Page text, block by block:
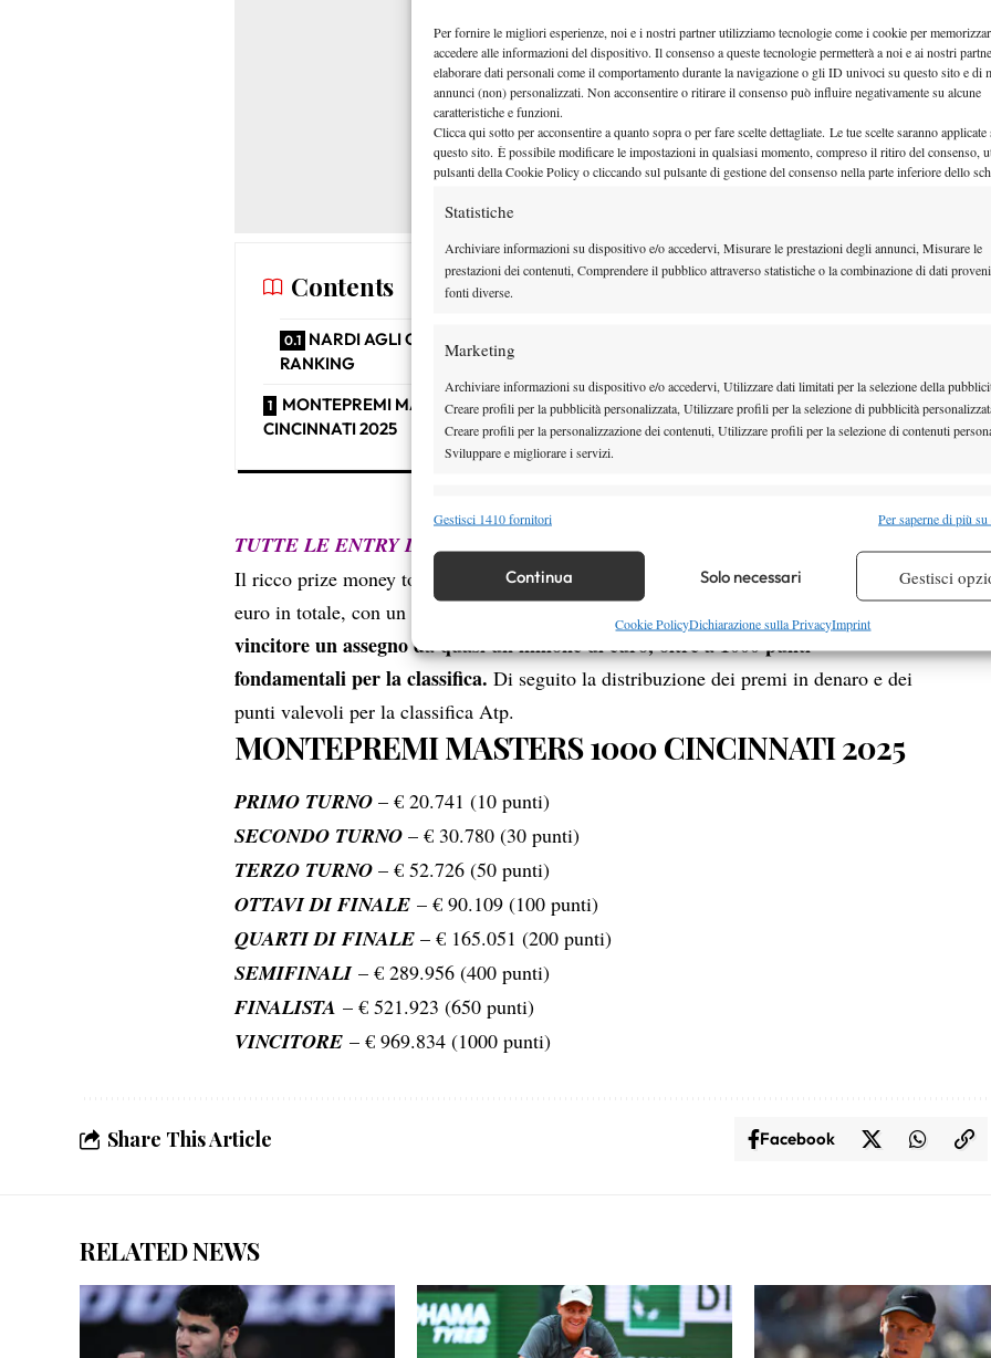
Per fornire le migliori esperienze, noi e i nostri partner utilizziamo tecnologie come i cookie per
accedere alle informazioni del dispositivo. Il consenso a queste tecnologie permetterà a noi e ai nostri
elaborare dati personali come il comportamento durante la navigazione o gli ID univoci su questo sito e di
annunci (non) personalizzati. Non acconsentire o ritirare il consenso può influire negativamente su alcune
caratteristiche e funzioni.
Clicca qui sotto per acconsentire a quanto sopra o per fare scelte dettagliate. Le tue scelte saranno applicate
questo sito. È possibile modificare le impostazioni in qualsiasi momento, compreso il ritiro del consenso,
pulsanti della Cookie Policy o cliccando sul pulsante di gestione del consenso nella parte inferiore dello
Statistiche
Archiviare informazioni su dispositivo e/o accedervi, Misurare le prestazioni degli annunci, Misurare le
prestazioni dei contenuti, Comprendere il pubblico attraverso statistiche o la combinazione di dati
fonti diverse.
Marketing
Archiviare informazioni su dispositivo e/o accedervi, Utilizzare dati limitati per la selezione della
Creare profili per la pubblicità personalizzata, Utilizzare profili per la selezione di pubblicità
Creare profili per la personalizzazione dei contenuti, Utilizzare profili per la selezione di contenuti
Sviluppare e migliorare i servizi.
Funzionalità
Identificare i dispositivi in base alle informazioni trasmesse automaticamente.
Garantire la sicurezza, prevenire e rilevare frodi, correggere errori,
Erogare e presentare pubblicità e contenuto, Salvare e comunicare le
scelte sulla privacy.
Gestisci 1410 fornitori Per saperne di più
Continua Solo necessari Gestisci
Cookie PolicyDichiarazione sulla PrivacyImprint
Contents
NARDI AGLI OTTAVI: NUOVO
RANKING
MONTEPREMI MASTERS 1000
CINCINNATI 2025
NARDI AGLI OTTAVI:
NUOVO RANKING
MONTEPREMI DOPPIO
CINCINNATI
TUTTE LE ENTRY LIST AGGIORNATE
Il ricco prize money totale del torneo maschile di Cincinnati supera i 9 milioni di
euro in totale, con un incremento del circa 35% rispetto alla passata edizione. Per il
vincitore un assegno da quasi un milione di euro, oltre a 1000 punti
fondamentali per la classifica. Di seguito la distribuzione dei premi in denaro e dei
punti valevoli per la classifica Atp.
MONTEPREMI MASTERS 1000 CINCINNATI 2025
PRIMO TURNO – € 20.741 (10 punti)
SECONDO TURNO – € 30.780 (30 punti)
TERZO TURNO – € 52.726 (50 punti)
OTTAVI DI FINALE– € 90.109 (100 punti)
QUARTI DI FINALE – € 165.051 (200 punti)
SEMIFINALI– € 289.956 (400 punti)
FINALISTA– € 521.923 (650 punti)
VINCITORE – € 969.834 (1000 punti)
Share This Article Facebook
RELATED NEWS